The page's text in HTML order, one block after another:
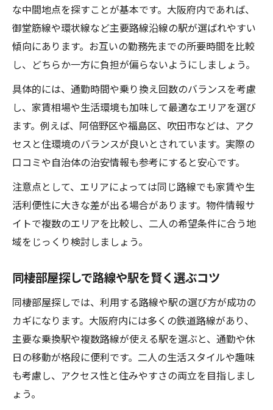
な中間地点を探すことが基本です。大阪府内であれば、
御堂筋線や環状線など主要路線沿線の駅が選ばれやすい
傾向にあります。お互いの勤務先までの所要時間を比較
し、どちらか一方に負担が偏らないようにしましょう。
具体的には、通勤時間や乗り換え回数のバランスを考慮
し、家賃相場や生活環境も加味して最適なエリアを選び
ます。例えば、阿倍野区や福島区、吹田市などは、アク
セスと住環境のバランスが良いとされています。実際の
口コミや自治体の治安情報も参考にすると安心です。
注意点として、エリアによっては同じ路線でも家賃や生
活利便性に大きな差が出る場合があります。物件情報サ
イトで複数のエリアを比較し、二人の希望条件に合う地
域をじっくり検討しましょう。
同棲部屋探しで路線や駅を賢く選ぶコツ
同棲部屋探しでは、利用する路線や駅の選び方が成功の
カギになります。大阪府内には多くの鉄道路線があり、
主要な乗換駅や複数路線が使える駅を選ぶと、通勤や休
日の移動が格段に便利です。二人の生活スタイルや趣味
も考慮し、アクセス性と住みやすさの両立を目指しまし
ょう。